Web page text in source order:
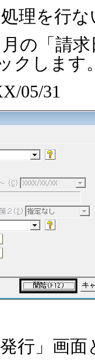
理を行
月の「請
クします
05/31
行」画